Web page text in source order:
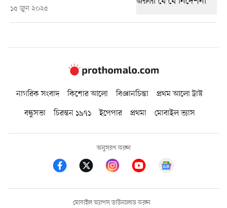
১৫ জুন ২০২৫
নাগরিক সংবাদ কিশোর আলো বিজ্ঞানচিন্তা
প্রথম আলো ট্রাস্ট
বন্ধুসভা
চিরন্তন ১৯৭১ ইপেপার প্রথমা মোবাইল ভ্যাস
অনুসরণ করুন
মোবাইল অ্যাপস ডাউনলোড করুন